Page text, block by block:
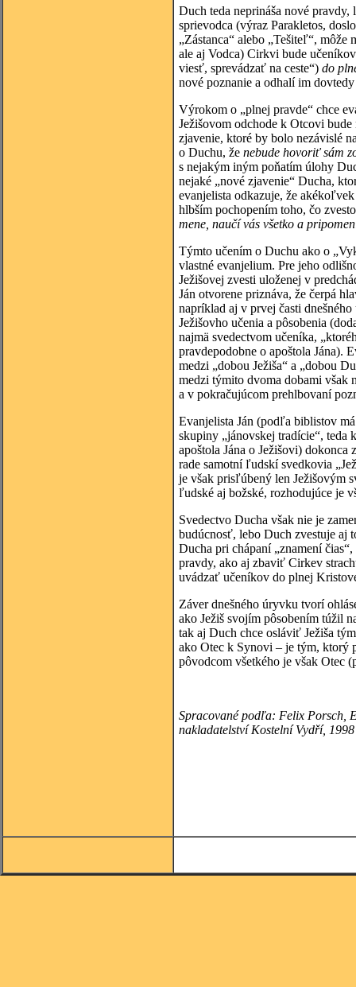
Duch teda neprináša nové
sprievodca (výraz Parakletos,
„Zástanca“ alebo „Tešiteľ“,
ale aj Vodca) Cirkvi bude
viesť, sprevádzať na ceste“) do
nové poznanie a odhalí im
Výrokom o „plnej pravde“ chce
Ježišovom odchode k Otcovi bude
zjavenie, ktoré by bolo nezávislé
o Duchu, že nebude hovoriť sám
s nejakým iným poňatím úlohy
nejaké „nové zjavenie“ Ducha,
evanjelista odkazuje, že
hlbším pochopením toho, čo
mene, naučí vás všetko a
Týmto učením o Duchu ako o
vlastné evanjelium. Pre jeho
Ježišovej zvesti uloženej v
Ján otvorene priznáva, že čerpá
napríklad aj v prvej časti
Ježišovho učenia a pôsobenia
najmä svedectvom učeníka,
pravdepodobne o apoštola Jána).
medzi „dobou Ježiša“ a „dobou
medzi týmito dvoma dobami však
a v pokračujúcom prehlbovaní
Evanjelista Ján (podľa biblistov
skupiny „jánovskej tradície“,
apoštola Jána o Ježišovi)
rade samotní ľudskí svedkovia
je však prisľúbený len Ježišovým
ľudské aj božské, rozhodujúce je
Svedectvo Ducha však nie je
budúcnosť, lebo Duch zvestuje aj
Ducha pri chápaní „znamení
pravdy, ako aj zbaviť Cirkev
uvádzať učeníkov do plnej
Záver dnešného úryvku tvorí
ako Ježiš svojím pôsobením túžil
tak aj Duch chce osláviť Ježiša
ako Otec k Synovi – je tým, ktorý
pôvodcom všetkého je však Otec
Spracované podľa: Felix Porsch,
nakladatelství Kostelní Vydří, 1998